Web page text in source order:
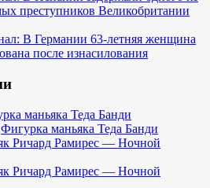
преступников Великобритании
В Германии 63-летняя женщина
после изнасилования
маньяка Теда Банди
Фигурка маньяка Теда Банди
Ричард Рамирес — Ночной
Ричард Рамирес — Ночной